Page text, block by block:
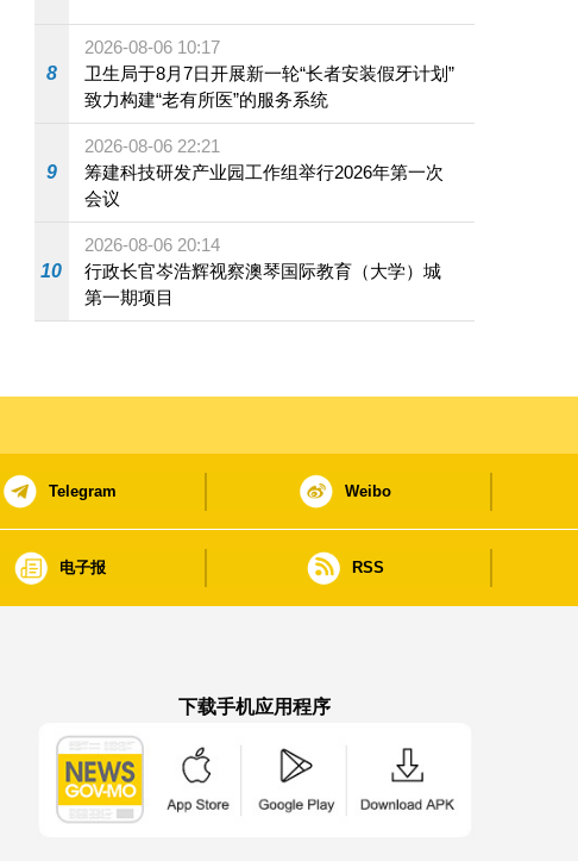
8
2026-08-06 10:17
卫生局于8月7日开展新一轮“长者安装假牙计划”
致力构建“老有所医”的服务系统
9
2026-08-06 22:21
筹建科技研发产业园工作组举行2026年第一次
会议
10
2026-08-06 20:14
行政长官岑浩辉视察澳琴国际教育（大学）城
第一期项目
Telegram Weibo
电子报 RSS
下载手机应用程序